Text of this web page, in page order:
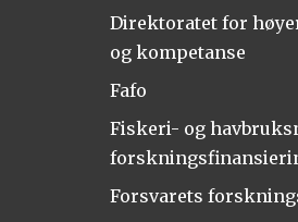
Direktoratet for
og kompetanse
Fafo
Fiskeri- og
Forsvarets